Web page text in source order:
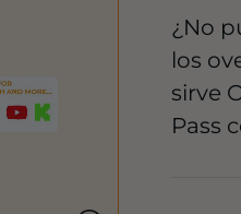
¿No
los
sirve
Pass